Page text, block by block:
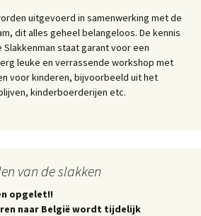
uitgevoerd in samenwerking met de
dit alles geheel belangeloos. De kennis
staat garant voor een
leuke en verrassende workshop met
voor kinderen, bijvoorbeeld uit het
kinderboerderijen etc.
van de slakken
opgelet!!
naar België wordt tijdelijk